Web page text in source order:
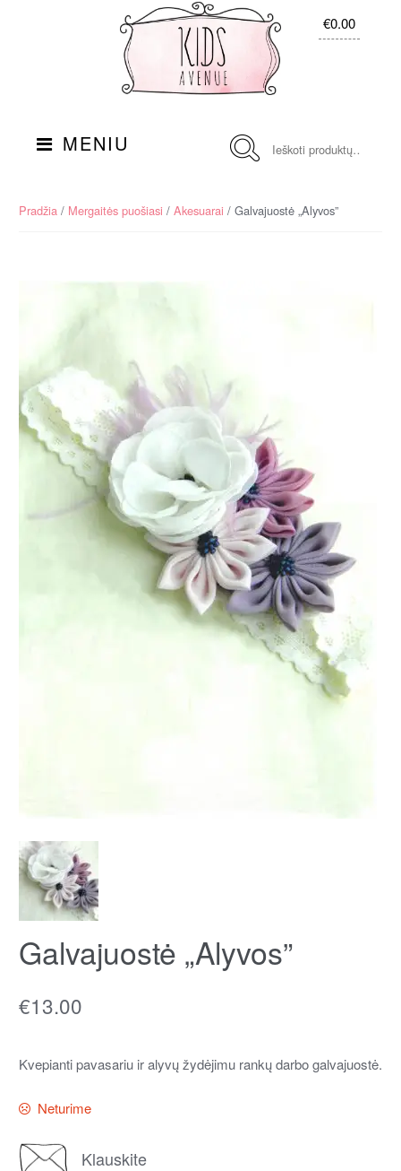
€0.00
MENIU
Pradžia/ Mergaitės puošiasi / Akesuarai / Galvajuostė „Alyvos”
Galvajuostė „Alyvos”
€13.00
Kvepianti pavasariu ir alyvų žydėjimu rankų darbo galvajuostė.
Neturime
Klauskite